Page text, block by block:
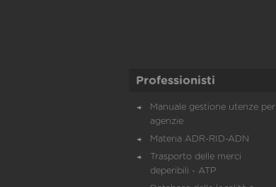
Professionisti
Manuale gestione utenze per
agenzie
Materia ADR-RID-ADN
Trasporto delle merci
deperibili - ATP